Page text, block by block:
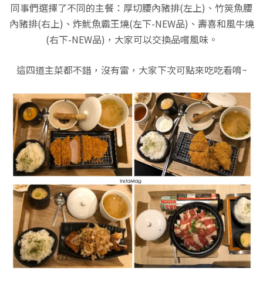
同事們選擇了不同的主餐：厚切腰內豬排(左上)、竹筴魚腰
內豬排(右上)、炸魷魚霸王燒(左下-NEW品)、壽喜和風牛燒
(右下-NEW品)，大家可以交換品嚐風味。
這四道主菜都不錯，沒有雷，大家下次可點來吃吃看唷~